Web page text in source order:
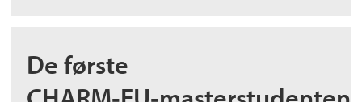
De første